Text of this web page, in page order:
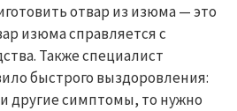
отвар из изюма — это
изюма справляется с
Также специалист
быстрого выздоровления:
другие симптомы, то нужно